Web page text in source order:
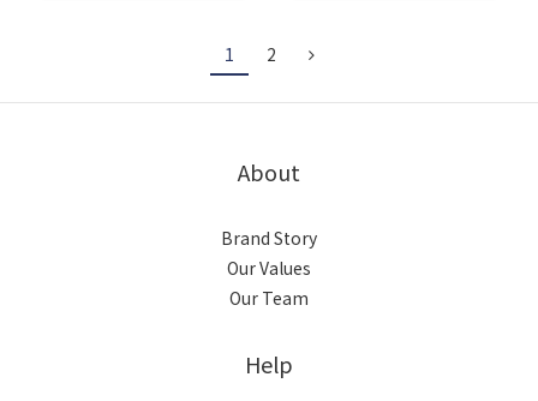
1 2
About
Brand Story
Our Values
Our Team
Help